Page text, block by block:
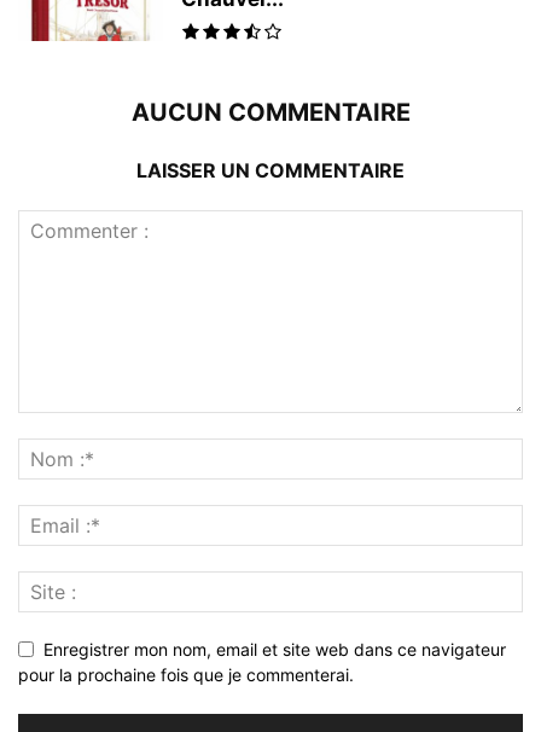
AUCUN COMMENTAIRE
LAISSER UN COMMENTAIRE
Enregistrer mon nom, email et site web dans ce navigateur
pour la prochaine fois que je commenterai.